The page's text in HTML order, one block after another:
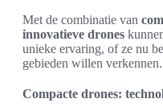
Met de combinatie van
innovatieve drones
unieke ervaring, of ze nu
gebieden willen verkennen.
Compacte drones: